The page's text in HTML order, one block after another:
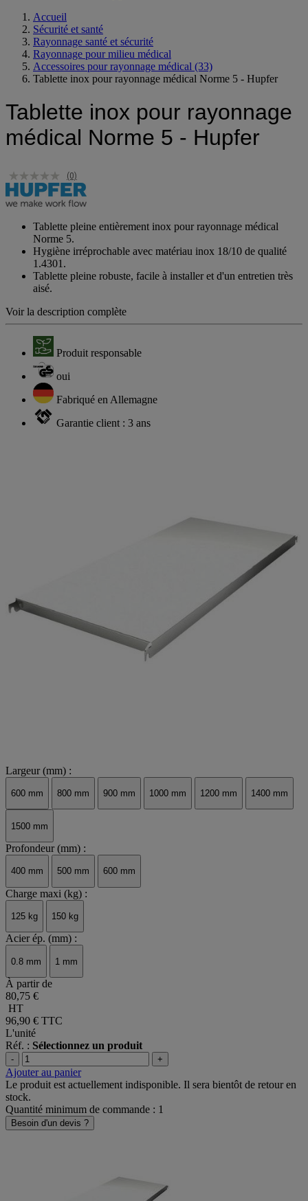
Accueil
Sécurité et santé
Rayonnage santé et sécurité
Rayonnage pour milieu médical
Accessoires pour rayonnage médical (33)
Tablette inox pour rayonnage médical Norme 5 - Hupfer
Tablette inox pour rayonnage
médical Norme 5 - Hupfer
(0)
Tablette pleine entièrement inox pour rayonnage médical
Norme 5.
Hygiène irréprochable avec matériau inox 18/10 de qualité
1.4301.
Tablette pleine robuste, facile à installer et d'un entretien très
aisé.
Voir la description complète
Produit responsable
oui
Fabriqué en Allemagne
Garantie client : 3 ans
Largeur (mm) :
600 mm 800 mm 900 mm 1000 mm 1200 mm 1400 mm
1500 mm
Profondeur (mm) :
400 mm 500 mm 600 mm
Charge maxi (kg) :
125 kg 150 kg
Acier ép. (mm) :
0.8 mm 1 mm
À partir de
80,75 €
HT
96,90 € TTC
L'unité
Réf. : Sélectionnez un produit
- +
Ajouter au panier
Le produit est actuellement indisponible. Il sera bientôt de retour en
stock.
Quantité minimum de commande : 1
Besoin d'un devis ?